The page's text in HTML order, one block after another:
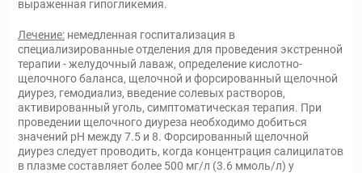
выраженная гипогликемия.
Лечение: немедленная госпитализация в
специализированные отделения для проведения экстренной
терапии - желудочный лаваж, определение кислотно-
щелочного баланса, щелочной и форсированный щелочной
диурез, гемодиализ, введение солевых растворов,
активированный уголь, симптоматическая терапия. При
проведении щелочного диуреза необходимо добиться
значений рН между 7.5 и 8. Форсированный щелочной
диурез следует проводить, когда концентрация салицилатов
в плазме составляет более 500 мг/л (3.6 ммоль/л) у